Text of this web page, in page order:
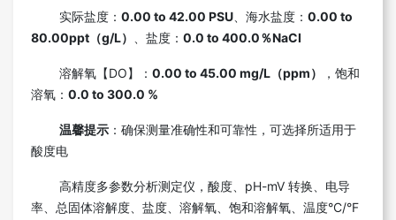
实际盐度： 0.00 to 42.00 PSU 、海水盐度： 0.00 to
80.00ppt（g/L）
、盐度： 0.0 to 400.0％NaCI
溶解氧【DO】： 0.00 to 45.00 mg/L（ppm）
，饱和
溶氧： 0.0 to 300.0 %
温馨提示 ：确保测量准确性和可靠性，可选择所适用于
酸度电
高精度多参数分析测定仪，酸度、pH-mV 转换、电导
率、总固体溶解度、盐度、溶解氧、饱和溶解氧、温度°C/°F